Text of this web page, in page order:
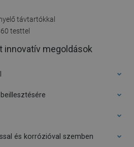
távtartókkal
testtel
innovatív megoldások
és korrózióval szemben